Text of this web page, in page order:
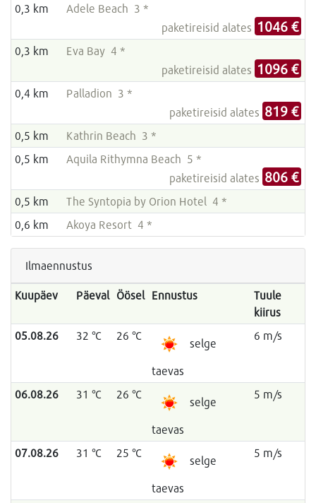
0,3 km
Adele Beach 3 *
paketireisid alates 1046 €
0,3 km
Eva Bay 4 *
paketireisid alates 1096 €
0,4 km
Palladion 3 *
paketireisid alates 819 €
0,5 km
Kathrin Beach 3 *
0,5 km
Aquila Rithymna Beach 5 *
paketireisid alates 806 €
0,5 km
The Syntopia by Orion Hotel 4 *
0,6 km
Akoya Resort 4 *
Ilmaennustus
Kuupäev Päeval Öösel Ennustus
Tuule
kiirus
05.08.26
32 °C 26 °C
selge
taevas
6 m/s
06.08.26 31 °C 26 °C
selge
taevas
5 m/s
07.08.26 31 °C 25 °C
selge
taevas
5 m/s